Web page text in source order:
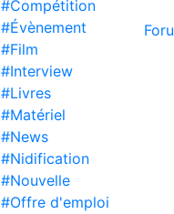
#Compétition
#Évènement
#Film
#Interview
#Livres
#Matériel
#News
#Nidification
#Nouvelle
#Offre d'emploi